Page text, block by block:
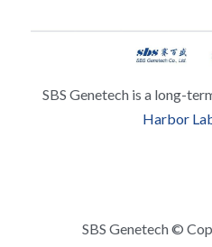
SBS Genetech is a long-
Harbor
SBS Genetech ©